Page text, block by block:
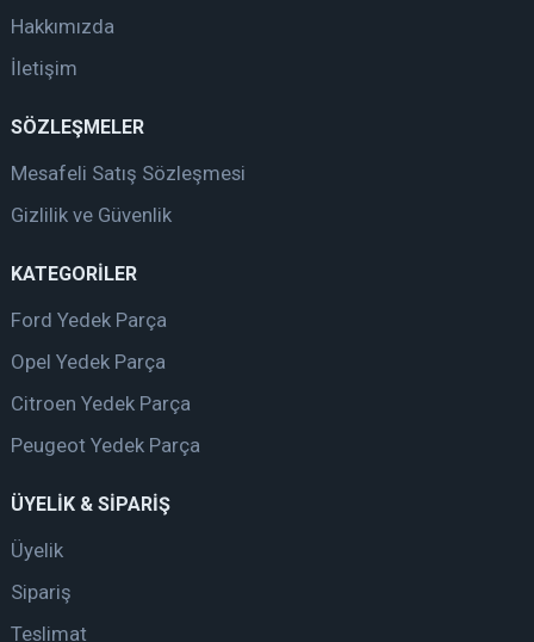
Hakkımızda
İletişim
SÖZLEŞMELER
Mesafeli Satış Sözleşmesi
Gizlilik ve Güvenlik
KATEGORİLER
Ford Yedek Parça
Opel Yedek Parça
Citroen Yedek Parça
Peugeot Yedek Parça
ÜYELİK & SİPARİŞ
Üyelik
Sipariş
Teslimat